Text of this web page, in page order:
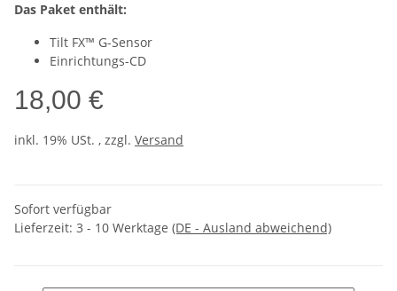
Das Paket enthält:
Tilt FX™ G-Sensor
Einrichtungs-CD
18,00 €
inkl. 19% USt. , zzgl. Versand
Sofort verfügbar
Lieferzeit: 3 - 10 Werktage (DE - Ausland abweichend)